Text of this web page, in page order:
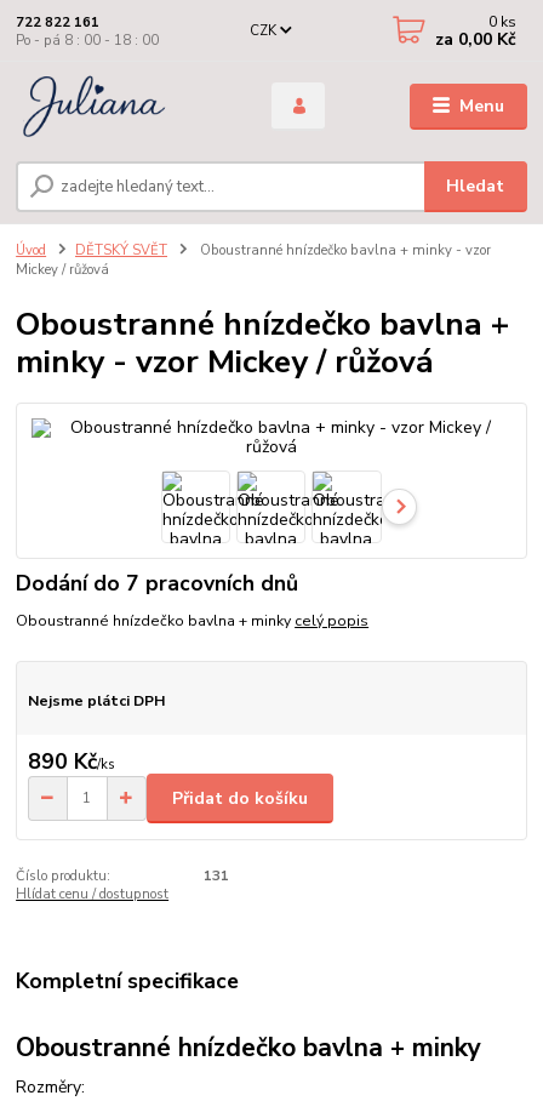
Menu
CZK
Hledat
722 822 161
Po - pá 8 : 00 - 18 : 00
0 ks
za 0,00 Kč
Úvod DĚTSKÝ SVĚT
Oboustranné hnízdečko bavlna + minky - vzor
Mickey / růžová
Oboustranné hnízdečko bavlna +
minky - vzor Mickey / růžová
Dodání do 7 pracovních dnů
Oboustranné hnízdečko bavlna + minky celý popis
Nejsme plátci DPH
890 Kč/ks
Přidat do košíku
Číslo produktu:
131
Hlídat cenu / dostupnost
Kompletní specifikace
Oboustranné hnízdečko bavlna + minky
Rozměry: